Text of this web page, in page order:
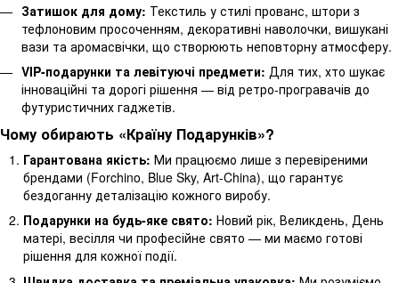
Затишок для дому: Текстиль у стилі прованс, штори з
тефлоновим просоченням, декоративні наволочки, вишукані
вази та аромасвічки, що створюють неповторну атмосферу.
VIP-подарунки та левітуючі предмети: Для тих, хто шукає
інноваційні та дорогі рішення — від ретро-програвачів до
футуристичних гаджетів.
Чому обирають «Країну Подарунків»?
Гарантована якість: Ми працюємо лише з перевіреними
брендами (Forchino, Blue Sky, Art-China), що гарантує
бездоганну деталізацію кожного виробу.
Подарунки на будь-яке свято: Новий рік, Великдень, День
матері, весілля чи професійне свято — ми маємо готові
рішення для кожної події.